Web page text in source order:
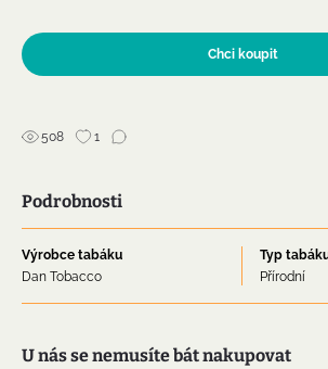
mírně nasládlí a kořeněný tedy pro vás a tolerantníChci koupit
508 1
Podrobnosti
Výrobce tabáku
Dan Tobacco
Typ
Přírodní
U nás se nemusíte bát nakupovat